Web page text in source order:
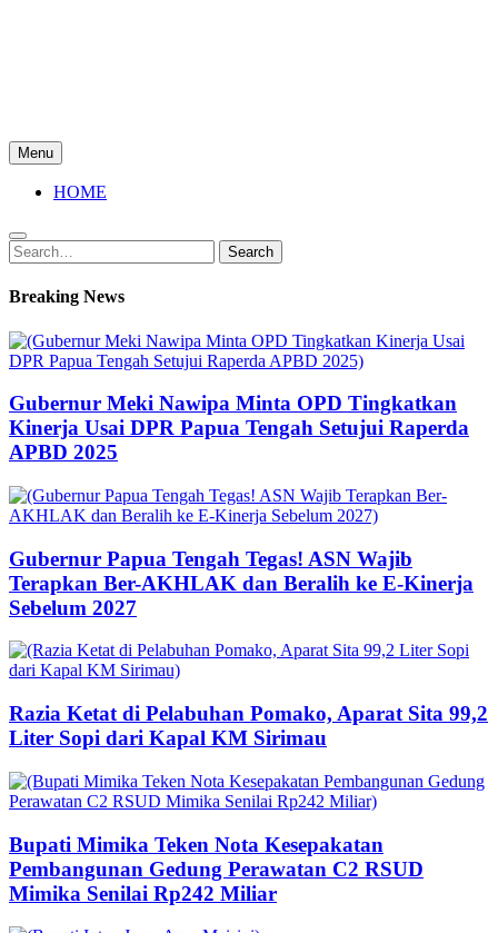
Menu
HOME
Search
for:
Search
Breaking News
Gubernur Meki Nawipa Minta OPD Tingkatkan
Kinerja Usai DPR Papua Tengah Setujui Raperda
APBD 2025
Gubernur Papua Tengah Tegas! ASN Wajib
Terapkan Ber-AKHLAK dan Beralih ke E-Kinerja
Sebelum 2027
Razia Ketat di Pelabuhan Pomako, Aparat Sita 99,2
Liter Sopi dari Kapal KM Sirimau
Bupati Mimika Teken Nota Kesepakatan
Pembangunan Gedung Perawatan C2 RSUD
Mimika Senilai Rp242 Miliar